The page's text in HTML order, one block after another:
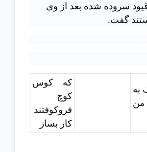
قیود سروده شده بعد از وی
گفت.
به
که کوس
کوچ
فروکوفتند
کار بساز